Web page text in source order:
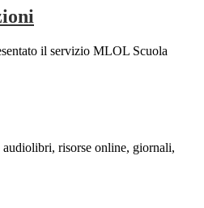
il servizio MLOL Scuola
risorse online, giornali,